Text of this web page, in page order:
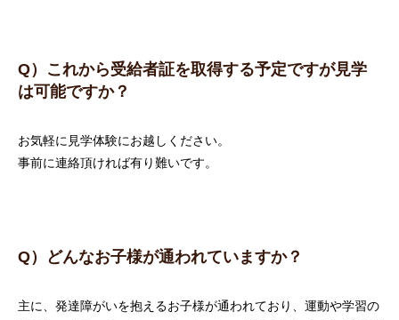
Q）これから受給者証を取得する予定ですが見学
は可能ですか？
お気軽に見学体験にお越しください。
事前に連絡頂ければ有り難いです。
Q）どんなお子様が通われていますか？
主に、発達障がいを抱えるお子様が通われており、運動や学習の